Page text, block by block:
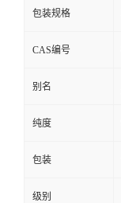
包装规格
CAS编号
别名
纯度
包装
级别